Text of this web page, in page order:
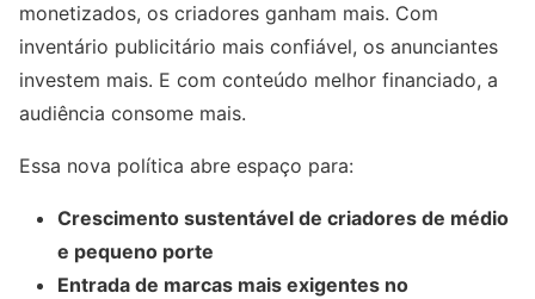
monetizados, os criadores ganham mais. Com
inventário publicitário mais confiável, os anunciantes
investem mais. E com conteúdo melhor financiado, a
audiência consome mais.
Essa nova política abre espaço para:
Crescimento sustentável de criadores de médio
e pequeno porte
Entrada de marcas mais exigentes no